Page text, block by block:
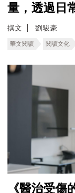
量，透過日
撰文 劉駿豪
華文閱讀 閱讀文化
《醫治受